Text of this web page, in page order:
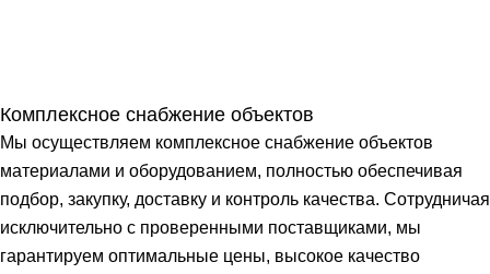
Комплексное снабжение объектов
Мы осуществляем комплексное снабжение объектов
материалами и оборудованием, полностью обеспечивая
подбор, закупку, доставку и контроль качества. Сотрудничая
исключительно с проверенными поставщиками, мы
гарантируем оптимальные цены, высокое качество